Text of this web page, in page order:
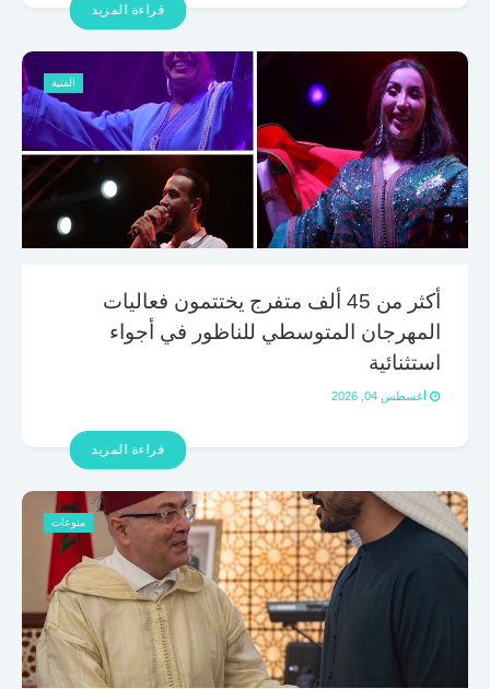
قراءة المزيد
الفنية
أكثر من 45 ألف متفرج يختتمون فعاليات
المهرجان المتوسطي للناظور في أجواء
استثنائية
أغسطس 04, 2026
قراءة المزيد
منوعات